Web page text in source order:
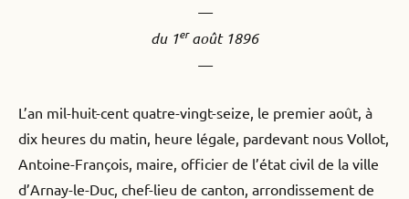
—
du 1eraoût 1896
—
L’an mil-huit-cent quatre-vingt-seize, le premier août, à
dix heures du matin, heure légale, pardevant nous Vollot,
Antoine-François, maire, officier de l’état civil de la ville
d’Arnay-le-Duc, chef-lieu de canton, arrondissement de